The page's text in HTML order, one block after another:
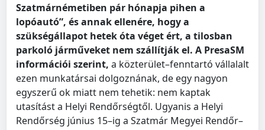
Szatmárnémetiben pár hónapja pihen a
lopóautó”, és annak ellenére, hogy a
szükségállapot hetek óta véget ért, a tilosban
parkoló járműveket nem szállítják el. A PresaSM
információi szerint, a közterület–fenntartó vállalalt
ezen munkatársai dolgoznának, de egy nagyon
egyszerű ok miatt nem tehetik: nem kaptak
utasítást a Helyi Rendőrségtől. Ugyanis a Helyi
Rendőrség június 15–ig a Szatmár Megyei Rendőr–